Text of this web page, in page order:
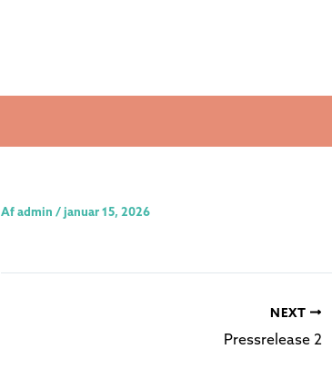
Af admin / januar 15, 2026
NEXT
Pressrelease 2